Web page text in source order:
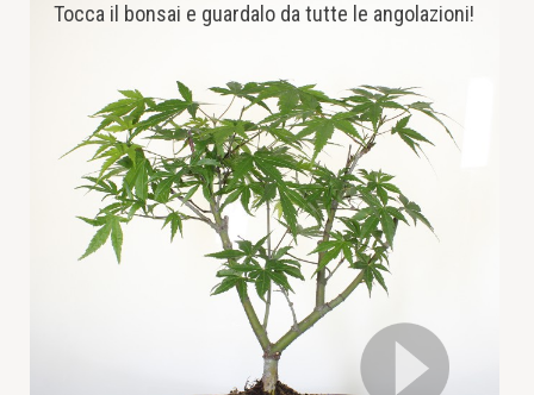
Tocca il bonsai e guardalo da tutte le angolazioni!